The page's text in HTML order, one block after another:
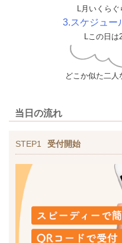
L月いくら
3.スケジュー
Lこの日は
どこか似た二
当日の流れ
STEP1 受付開始